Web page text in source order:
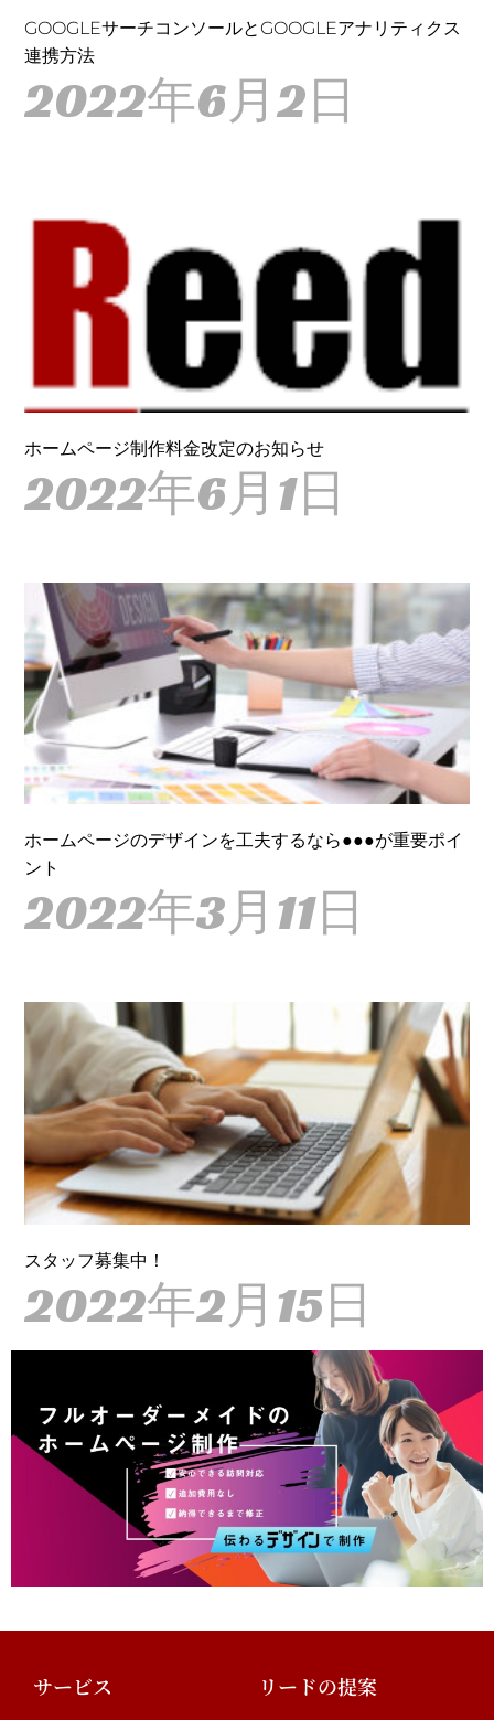
GOOGLEサーチコンソールとGOOGLEアナリティクス
連携方法
2022年6月2日
ホームページ制作料金改定のお知らせ
2022年6月1日
ホームページのデザインを工夫するなら●●●が重要ポイ
ント
2022年3月11日
スタッフ募集中！
2022年2月15日
サービス リードの提案